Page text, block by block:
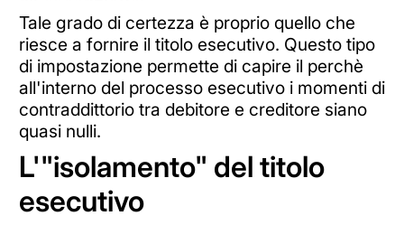
Tale grado di certezza è proprio quello che
riesce a fornire il titolo esecutivo. Questo tipo
di impostazione permette di capire il perchè
all'interno del processo esecutivo i momenti di
contraddittorio tra debitore e creditore siano
quasi nulli.
L'"isolamento" del titolo
esecutivo